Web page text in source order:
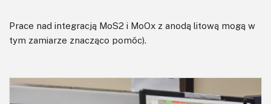
Prace nad integracją MoS2 i MoOx z anodą litową mogą w
tym zamiarze znacząco pomóc).